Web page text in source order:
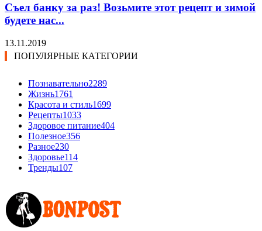
Съел банку за раз! Возьмите этот рецепт и зимой
будете нас...
13.11.2019
ПОПУЛЯРНЫЕ КАТЕГОРИИ
Познавательно2289
Жизнь1761
Красота и стиль1699
Рецепты1033
Здоровое питание404
Полезное356
Разное230
Здоровье114
Тренды107